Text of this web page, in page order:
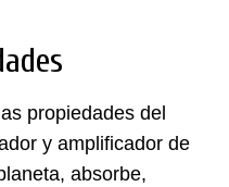
propiedades del
y amplificador de
absorbe,